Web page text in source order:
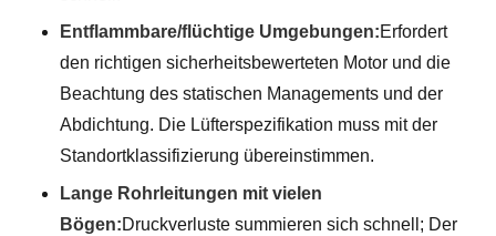
Entflammbare/flüchtige Umgebungen:Erfordert
den richtigen sicherheitsbewerteten Motor und die
Beachtung des statischen Managements und der
Abdichtung. Die Lüfterspezifikation muss mit der
Standortklassifizierung übereinstimmen.
Lange Rohrleitungen mit vielen
Bögen:Druckverluste summieren sich schnell; Der